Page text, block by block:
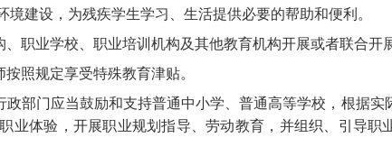
建设，为残疾学生学习、生活提供必要的帮助和便利。
职业学校、职业培训机构及其他教育机构开展或者联合开
照规定享受特殊教育津贴。
部门应当鼓励和支持普通中小学、普通高等学校，根据实
业体验，开展职业规划指导、劳动教育，并组织、引导职